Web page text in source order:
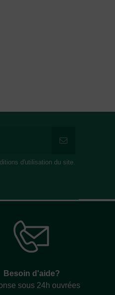
d'utilisation du site.
Besoin d'aide?
sous 24h ouvrées